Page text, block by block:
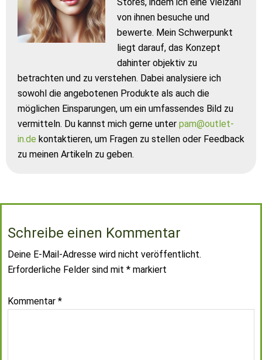
von ihnen besuche und
bewerte. Mein Schwerpunkt
liegt darauf, das Konzept
dahinter objektiv zu
betrachten und zu verstehen. Dabei analysiere ich
sowohl die angebotenen Produkte als auch die
möglichen Einsparungen, um ein umfassendes Bild zu
vermitteln. Du kannst mich gerne unter pam@outlet-
in.de kontaktieren, um Fragen zu stellen oder Feedback
zu meinen Artikeln zu geben.
Schreibe einen Kommentar
Deine E-Mail-Adresse wird nicht veröffentlicht.
Erforderliche Felder sind mit * markiert
Kommentar *